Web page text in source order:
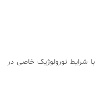
همچنین به نظر می‌رسد توهم cotard با شرایط نورولوژیک خاصی در